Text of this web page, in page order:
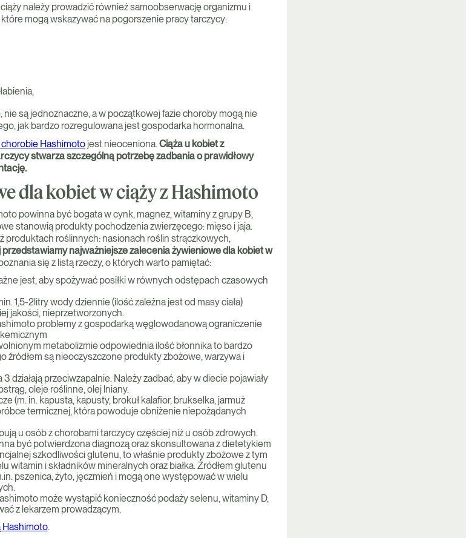
należy prowadzić również samoobserwację organizmu i
mogą wskazywać na pogorszenie pracy tarczycy:
są jednoznaczne, a w początkowej fazie choroby mogą nie
jak bardzo rozregulowana jest gospodarka hormonalna.
Hashimotojest nieoceniona.Ciąża u kobiet z
stwarza szczególną potrzebę zadbania o prawidłowy
dla kobiet w ciąży z Hashimoto
powinna być bogata w cynk, magnez, witaminy z grupy B,
stanowią produkty pochodzenia zwierzęcego: mięso i jaja.
produktach roślinnych: nasionach roślin strączkowych,
przedstawiamy najważniejsze zalecenia żywieniowe dla kobiet w
się z listą rzeczy, o których warto pamiętać:
jest, aby spożywać posiłki w równych odstępach czasowych
1,5-2litry wody dziennie (ilość zależna jest od masy ciała)
jakości, nieprzetworzonych.
problemy z gospodarką węglowodanową ograniczenie
metabolizmie odpowiednia ilość błonnika to bardzo
źródłem są nieoczyszczone produkty zbożowe, warzywa i
działają przeciwzapalnie. Należy zadbać, aby w diecie pojawiały
oleje roślinne, olej lniany.
(m. in. kapusta, kapusty, brokuł kalafior, brukselka, jarmuż
termicznej, która powoduje obniżenie niepożądanych
u osób z chorobami tarczycy częściej niż u osób zdrowych.
być potwierdzona diagnozą oraz skonsultowana z dietetykiem
szkodliwości glutenu, to właśnie produkty zbożowe z tym
witamin i składników mineralnych oraz białka. Źródłem glutenu
pszenica, żyto, jęczmień i mogą one występować w wielu
może wystąpić konieczność podaży selenu, witaminy D,
z lekarzem prowadzącym.
Hashimoto.